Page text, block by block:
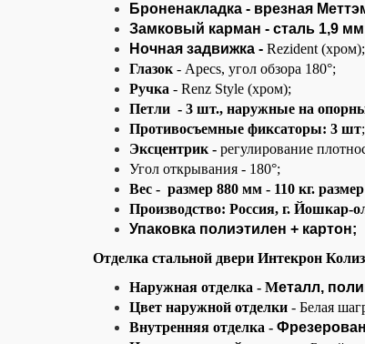
Броненакладка - врезная
Замковый карман - сталь 1,9
Ночная задвижка - Rezident (хром);
Глазок - Apecs, угол обзора 180°;
Ручка - Renz Style (хром);
Петли - 3 шт., наружные на
Противосъемные фиксаторы: 3 шт;
Эксцентрик - регулирование
Угол открывания - 180°;
Вес - размер 880 мм - 110 кг.
Производство: Россия, г. Йошкар-
Упаковка полиэтилен + картон;
Отделка стальной двери Интекрон
Наружная отделка - Металл,
Цвет наружной отделки - Белая
Внутренняя отделка -